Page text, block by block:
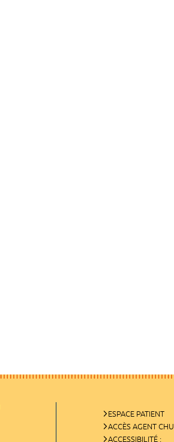
ESPACE PATIENT
ACCÈS AGENT CHU
ACCESSIBILITÉ :